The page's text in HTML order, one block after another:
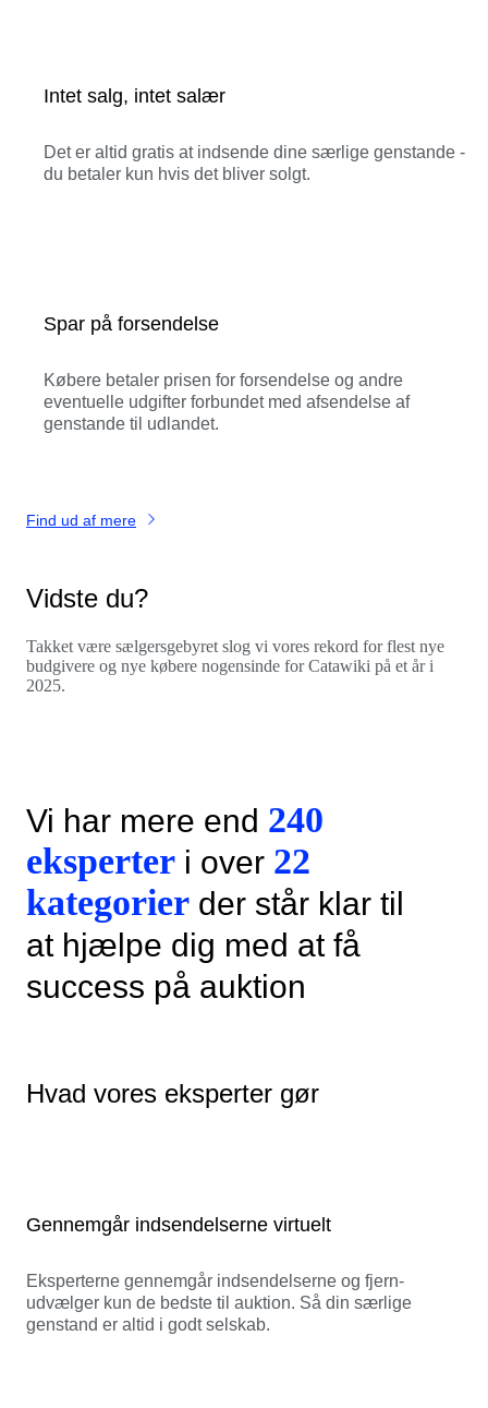
Intet salg, intet salær
Det er altid gratis at indsende dine særlige genstande -
du betaler kun hvis det bliver solgt.
Spar på forsendelse
Købere betaler prisen for forsendelse og andre
eventuelle udgifter forbundet med afsendelse af
genstande til udlandet.
Find ud af mere
Vidste du?
Takket være sælgersgebyret slog vi vores rekord for flest nye
budgivere og nye købere nogensinde for Catawiki på et år i
2025.
Vi har mere end 240
eksperter i over 22
kategorier der står klar til
at hjælpe dig med at få
success på auktion
Hvad vores eksperter gør
Gennemgår indsendelserne virtuelt
Eksperterne gennemgår indsendelserne og fjern-
udvælger kun de bedste til auktion. Så din særlige
genstand er altid i godt selskab.